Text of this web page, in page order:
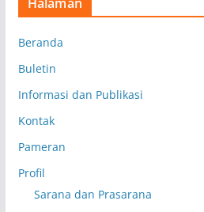
Beranda
Buletin
Informasi dan Publikasi
Kontak
Pameran
Profil
Sarana dan Prasarana